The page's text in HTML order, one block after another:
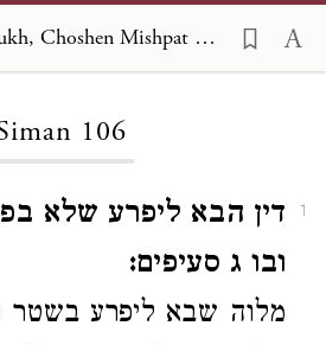
Shulchan Arukh, Choshen Mishpat 106
106
1
דין הבא ליפרע שלא
ובו ג סעיפים:
מלוה שבא ליפרע בשטר